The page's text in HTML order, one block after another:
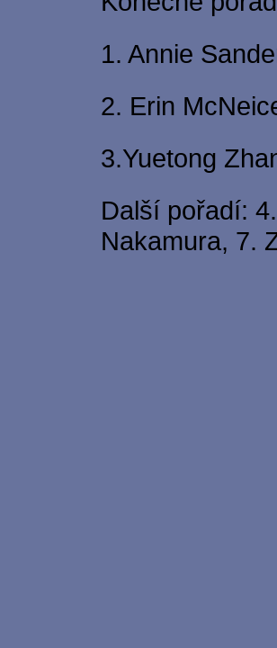
1. Annie
2. Erin
3.Yuetong
Další pořadí:
Nakamura, 7.